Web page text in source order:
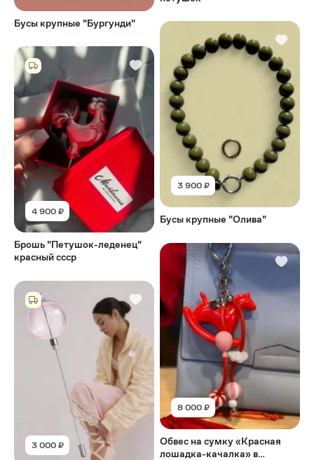
Бусы крупные "Бургунди"
4 900 ₽
Брошь "Петушок-леденец"
красный ссср
3 000 ₽
3 900 ₽
Бусы крупные "Олива"
8 000 ₽
Обвес на сумку «Красная
лошадка-качалка» в